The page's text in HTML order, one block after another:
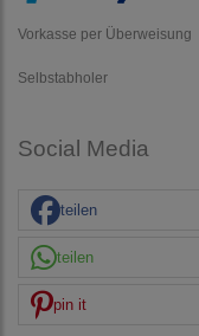
Vorkasse per Überweisung
Selbstabholer
Social Media
teilen
teilen
pin it